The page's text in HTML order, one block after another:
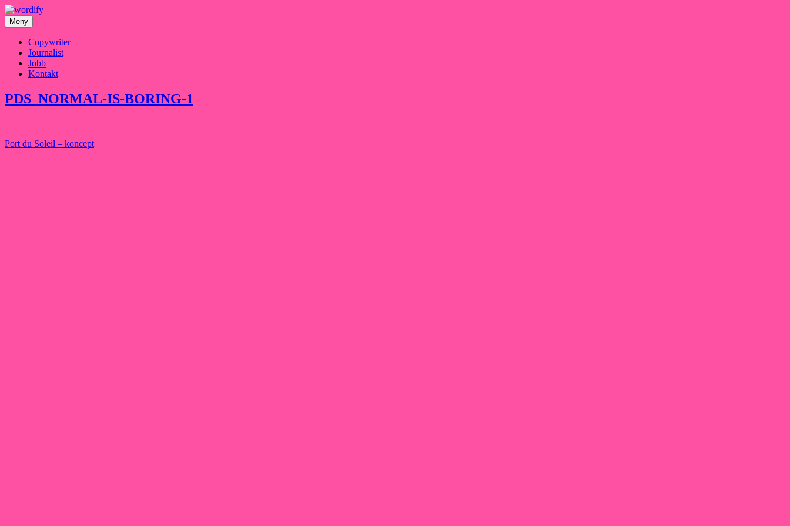
Hoppa
till
innehåll
Meny
Copywriter
Journalist
Jobb
Kontakt
PDS_NORMAL-IS-BORING-1
Inläggsnavigering
Port du Soleil – koncept